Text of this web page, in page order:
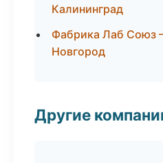
Калининград
Фабрика Лаб Союз
Новгород
Другие